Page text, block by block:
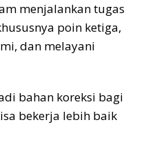
menjalankan tugas
poin ketiga,
dan melayani
bahan koreksi bagi
bekerja lebih baik